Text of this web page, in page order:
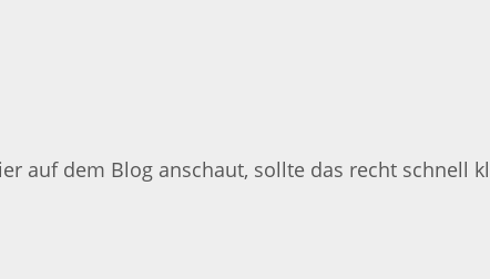
auf dem Blog anschaut, sollte das recht schnell